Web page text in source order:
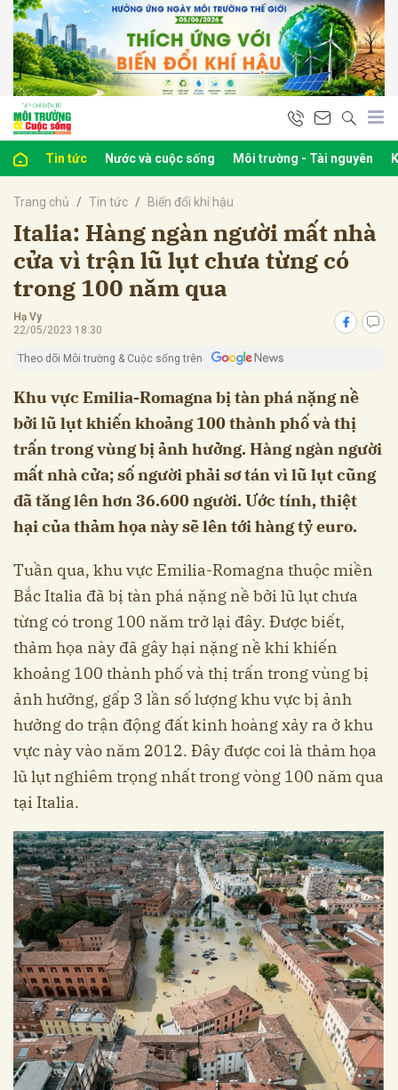
Tin tức Nước và cuộc sống Môi trường - Tài nguyên
Trang chủ Tin tức Biến đổi khí hậu
Italia: Hàng ngàn người mất nhà
cửa vì trận lũ lụt chưa từng có
trong 100 năm qua
Hạ Vy
22/05/2023 18:30
Theo dõi Môi trường & Cuộc sống trên
Khu vực Emilia-Romagna bị tàn phá nặng nề
bởi lũ lụt khiến khoảng 100 thành phố và thị
trấn trong vùng bị ảnh hưởng. Hàng ngàn người
mất nhà cửa; số người phải sơ tán vì lũ lụt cũng
đã tăng lên hơn 36.600 người. Ước tính, thiệt
hại của thảm họa này sẽ lên tới hàng tỷ euro.
Tuần qua, khu vực Emilia-Romagna thuộc miền
Bắc Italia đã bị tàn phá nặng nề bởi lũ lụt chưa
từng có trong 100 năm trở lại đây. Được biết,
thảm họa này đã gây hại nặng nề khi khiến
khoảng 100 thành phố và thị trấn trong vùng bị
ảnh hưởng, gấp 3 lần số lượng khu vực bị ảnh
hưởng do trận động đất kinh hoàng xảy ra ở khu
vực này vào năm 2012. Đây được coi là thảm họa
lũ lụt nghiêm trọng nhất trong vòng 100 năm qua
tại Italia.
luận